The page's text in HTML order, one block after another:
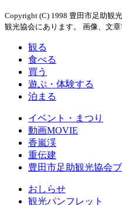
Copyright (C) 1998 豊田市足助観
観光協会にあります。 画像、文
観る
食べる
買う
遊ぶ・体験する
泊まる
イベント・まつり
動画MOVIE
香嵐渓
重伝建
豊田市足助観光協会
おしらせ
観光パンフレット